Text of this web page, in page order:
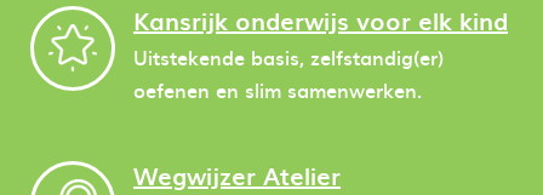
Kansrijk onderwijs voor elk kind
Uitstekende basis, zelfstandig(er)
oefenen en slim samenwerken.
Wegwijzer Atelier